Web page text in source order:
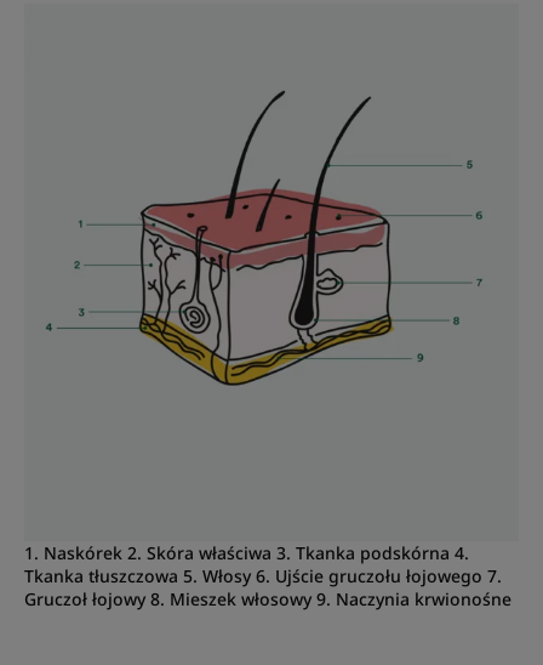
1. Naskórek 2. Skóra właściwa 3. Tkanka podskórna 4.
Tkanka tłuszczowa 5. Włosy 6. Ujście gruczołu łojowego 7.
Gruczoł łojowy 8. Mieszek włosowy 9. Naczynia krwionośne